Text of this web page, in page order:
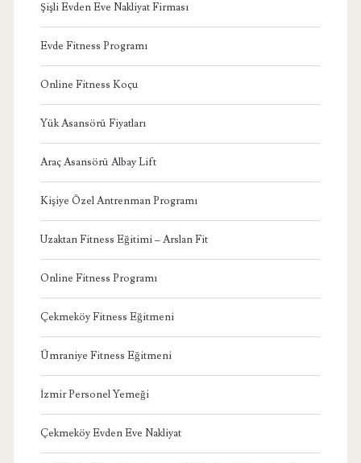
Şişli Evden Eve Nakliyat Firması
Evde Fitness Programı
Online Fitness Koçu
Yük Asansörü Fiyatları
Araç Asansörü Albay Lift
Kişiye Özel Antrenman Programı
Uzaktan Fitness Eğitimi – Arslan Fit
Online Fitness Programı
Çekmeköy Fitness Eğitmeni
Ümraniye Fitness Eğitmeni
İzmir Personel Yemeği
Çekmeköy Evden Eve Nakliyat